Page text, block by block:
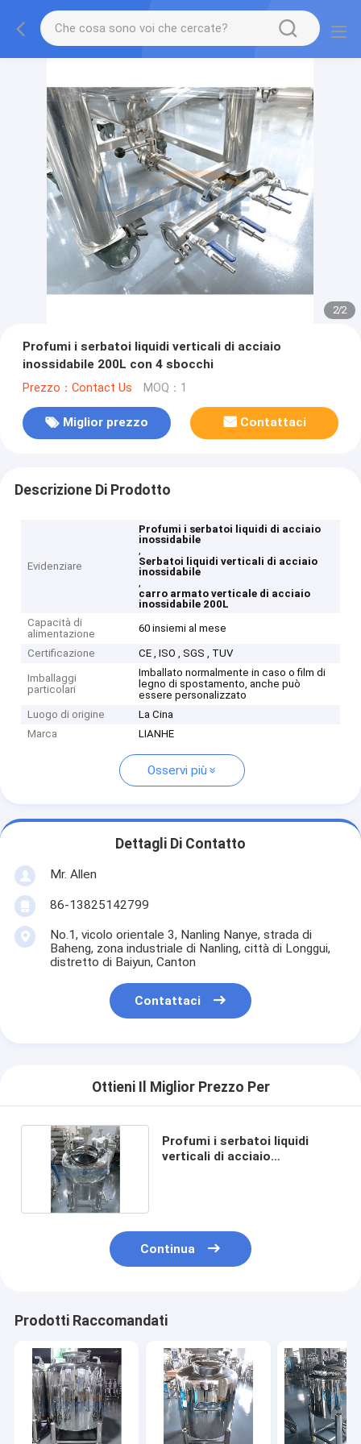
2/2
Profumi i serbatoi liquidi verticali di acciaio
inossidabile 200L con 4 sbocchi
Prezzo：Contact Us MOQ：1
Miglior prezzo Contattaci
Descrizione Di Prodotto
Evidenziare
Profumi i serbatoi liquidi di acciaio
inossidabile
,
Serbatoi liquidi verticali di acciaio
inossidabile
,
carro armato verticale di acciaio
inossidabile 200L
Capacità di
alimentazione
60 insiemi al mese
Certificazione CE , ISO , SGS , TUV
Imballaggi
particolari
Imballato normalmente in caso o film di
legno di spostamento, anche può
essere personalizzato
Luogo di origine
La Cina
Marca
LIANHE
Osservi più
Dettagli Di Contatto
Mr. Allen
86-13825142799
No.1, vicolo orientale 3, Nanling Nanye, strada di
Baheng, zona industriale di Nanling, città di Longgui,
distretto di Baiyun, Canton
Contattaci
Ottieni Il Miglior Prezzo Per
Profumi i serbatoi liquidi
verticali di acciaio
Continua
Prodotti Raccomandati